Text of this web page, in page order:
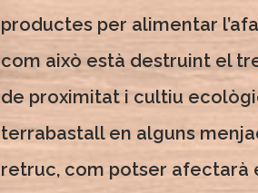
productes per alimentar
com això està destruint el
de proximitat i cultiu
terrabastall en alguns
retruc, com potser afectarà